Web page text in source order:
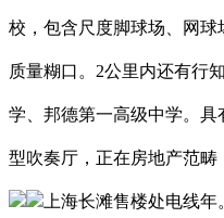
校，包含尺度脚球场、网
质量糊口。2公里内还有行
学、邦德第一高级中学。具
型吹奏厅，正在房地产范畴
上海长滩售楼处电线年